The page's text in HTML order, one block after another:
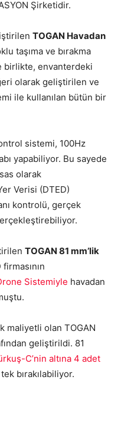
Şirketidir.
TOGAN Havadan
taşıma ve bırakma
birlikte, envanterdeki
olarak geliştirilen ve
ile kullanılan bütün bir
sistemi, 100Hz
yapabiliyor. Bu sayede
olarak
Verisi (DTED)
kontrolü, gerçek
TOGAN 81 mm’lik
firmasının
Sistemiyle havadan
maliyetli olan TOGAN
geliştirildi. 81
C’nin altına 4 adet
bırakılabiliyor.